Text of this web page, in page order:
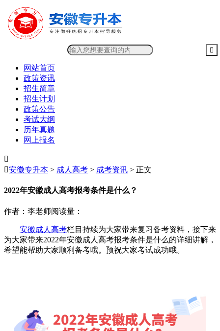
网站首页
政策资讯
招生简章
招生计划
政策公告
考试大纲
历年真题
网上报名

安徽专升本 > 成人高考 > 成考资讯 > 正文
2022年安徽成人高考报考条件是什么？
作者：李老师阅读量：
安徽成人高考栏目持续为大家带来复习备考资料，接下来
为大家带来2022年安徽成人高考报考条件是什么的详细讲解，
希望能帮助大家顺利备考哦。预祝大家考试成功哦。